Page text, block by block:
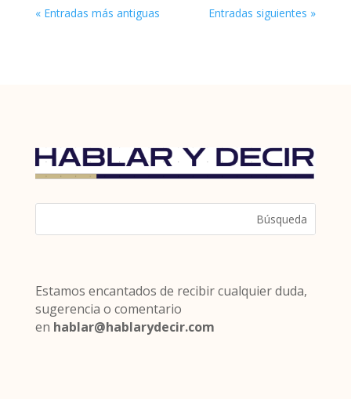
« Entradas más antiguas Entradas siguientes »
Estamos encantados de recibir cualquier duda,
sugerencia o comentario
en hablar@hablarydecir.com